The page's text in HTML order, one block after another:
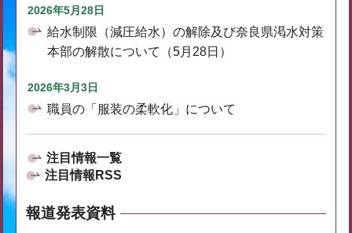
2026年5月28日
給水制限（減圧給水）の解除及び奈良県渇水対策
本部の解散について（5月28日）
2026年3月3日
職員の「服装の柔軟化」について
注目情報一覧
注目情報RSS
報道発表資料